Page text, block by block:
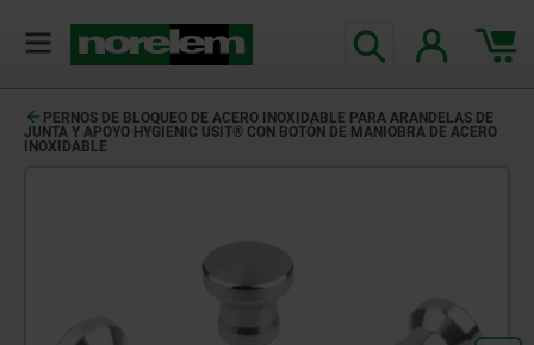
PERNOS DE BLOQUEO DE ACERO INOXIDABLE PARA ARANDELAS DE
JUNTA Y APOYO HYGIENIC USIT® CON BOTÓN DE MANIOBRA DE ACERO
INOXIDABLE